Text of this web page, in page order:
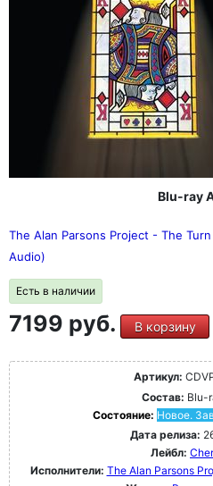
Blu-ray
The Alan Parsons Project - The
Audio)
Есть в наличии
7199 руб. В корзину
Артикул:
Состав: Blu-
Состояние: Новое.
Дата релиза:
Лейбл:
Исполнители: The Alan Parsons